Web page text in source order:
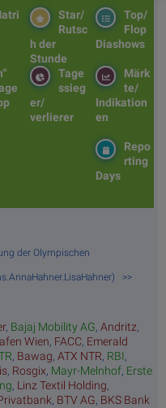
Top/
Flop
Diashows
Star/
Rutsc
h der
Stunde
Märk
te/
Indikation
en
Tage
ssieg
er/
verlierer
Repo
rting
Days
der Olympischen
>>
, Bajaj Mobility AG, Andritz,
Wien, FACC, Emerald
, Bawag, ATX NTR, RBI,
, Rosgix, Mayr-Melnhof, Erste
, Linz Textil Holding,
, BTV AG, BKS Bank